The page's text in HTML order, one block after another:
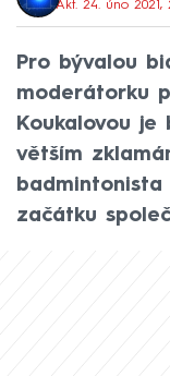
Akt. 24. úno 2021,
Pro bývalou
moderátorku
Koukalovou
větším
začátku